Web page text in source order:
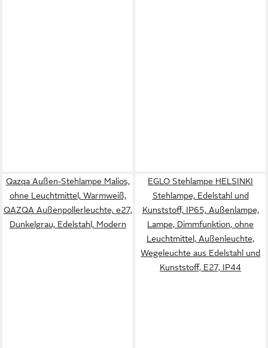
Qazqa Außen-Stehlampe Malios,
ohne Leuchtmittel, Warmweiß,
QAZQA Außen­poller­leuchte, e27,
Dunkelgrau, Edelstahl, Modern
EGLO Stehlampe HELSINKI
Stehlampe, Edelstahl und
Kunststoff, IP65, Außenlampe,
Lampe, Dimmfunktion, ohne
Leuchtmittel, Außenleuchte,
Wegeleuchte aus Edelstahl und
Kunststoff, E27, IP44